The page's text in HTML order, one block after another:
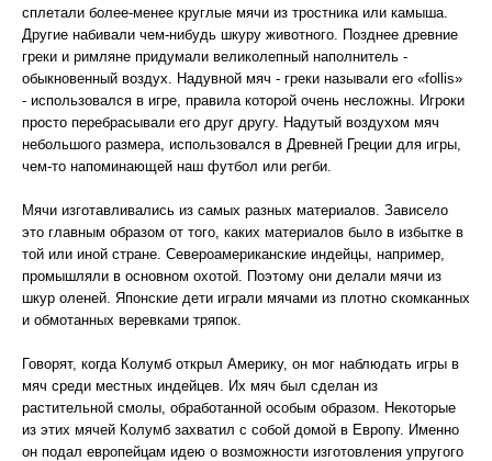
сплетали более-менее круглые мячи из тростника или камыша.
Другие набивали чем-нибудь шкуру животного. Позднее древние
греки и римляне придумали великолепный наполнитель -
обыкновенный воздух. Надувной мяч - греки называли его «follis»
- использовался в игре, правила которой очень несложны. Игроки
просто перебрасывали его друг другу. Надутый воздухом мяч
небольшого размера, использовался в Древней Греции для игры,
чем-то напоминающей наш футбол или регби.
Мячи изготавливались из самых разных материалов. Зависело
это главным образом от того, каких материалов было в избытке в
той или иной стране. Североамериканские индейцы, например,
промышляли в основном охотой. Поэтому они делали мячи из
шкур оленей. Японские дети играли мячами из плотно скомканных
и обмотанных веревками тряпок.
Говорят, когда Колумб открыл Америку, он мог наблюдать игры в
мяч среди местных индейцев. Их мяч был сделан из
растительной смолы, обработанной особым образом. Некоторые
из этих мячей Колумб захватил с собой домой в Европу. Именно
он подал европейцам идею о возможности изготовления упругого